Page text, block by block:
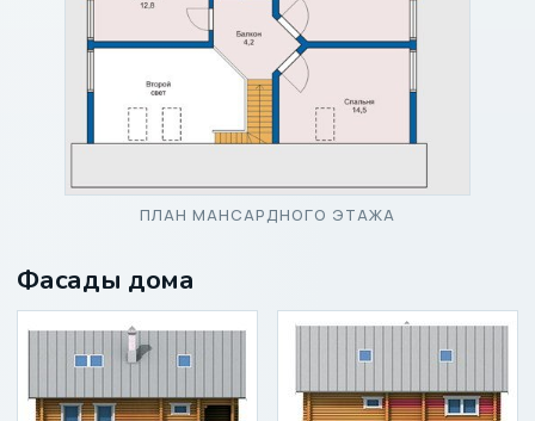
ПЛАН МАНСАРДНОГО ЭТАЖА
Фасады дома